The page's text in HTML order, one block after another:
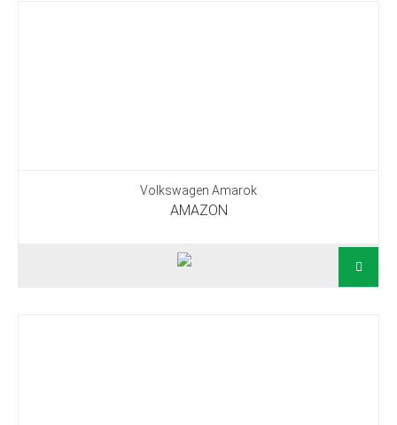
Volkswagen Amarok
AMAZON